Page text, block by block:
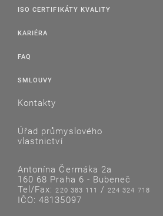
ISO CERTIFIKÁTY KVALITY
KARIÉRA
FAQ
SMLOUVY
Kontakty
Úřad průmyslového
vlastnictví
Antonína Čermáka 2a
160 68 Praha 6 - Bubeneč
Tel/Fax:220 383 111 /224 324 718
IČO: 48135097